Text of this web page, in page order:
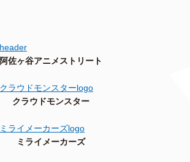
阿佐ヶ谷アニメストリート
クラウドモンスター
ミライメーカーズ